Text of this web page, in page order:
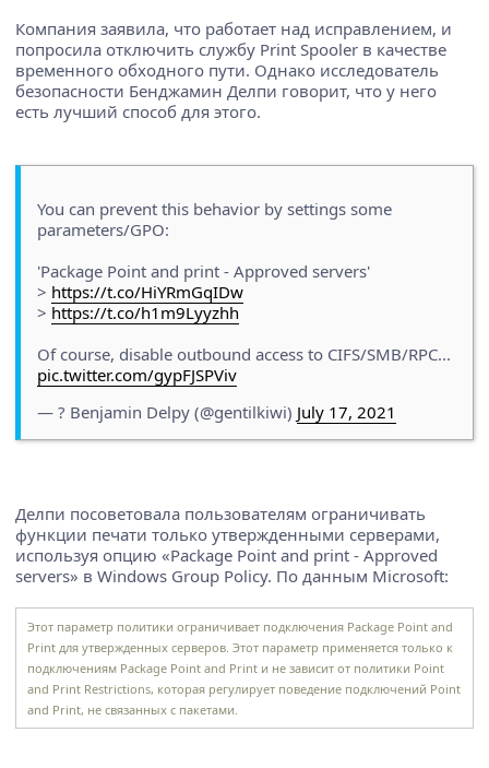
Компания заявила, что работает над исправлением, и
попросила отключить службу Print Spooler в качестве
временного обходного пути. Однако исследователь
безопасности Бенджамин Делпи говорит, что у него
есть лучший способ для этого.
You can prevent this behavior by settings some
parameters/GPO:
'Package Point and print - Approved servers'
> https://t.co/HiYRmGqIDw
> https://t.co/h1m9Lyyzhh
Of course, disable outbound access to CIFS/SMB/RPC...
pic.twitter.com/gypFJSPViv
— ? Benjamin Delpy (@gentilkiwi) July 17, 2021
Делпи посоветовала пользователям ограничивать
функции печати только утвержденными серверами,
используя опцию «Package Point and print - Approved
servers» в Windows Group Policy. По данным Microsoft:
Этот параметр политики ограничивает подключения Package Point and
Print для утвержденных серверов. Этот параметр применяется только к
подключениям Package Point and Print и не зависит от политики Point
and Print Restrictions, которая регулирует поведение подключений Point
and Print, не связанных с пакетами.